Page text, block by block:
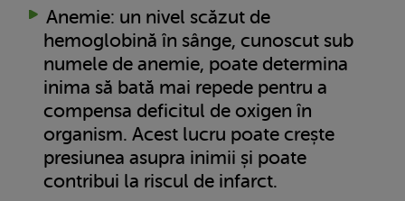
Anemie: un nivel scăzut de
hemoglobină în sânge, cunoscut sub
numele de anemie, poate determina
inima să bată mai repede pentru a
compensa deficitul de oxigen în
organism. Acest lucru poate crește
presiunea asupra inimii și poate
contribui la riscul de infarct.